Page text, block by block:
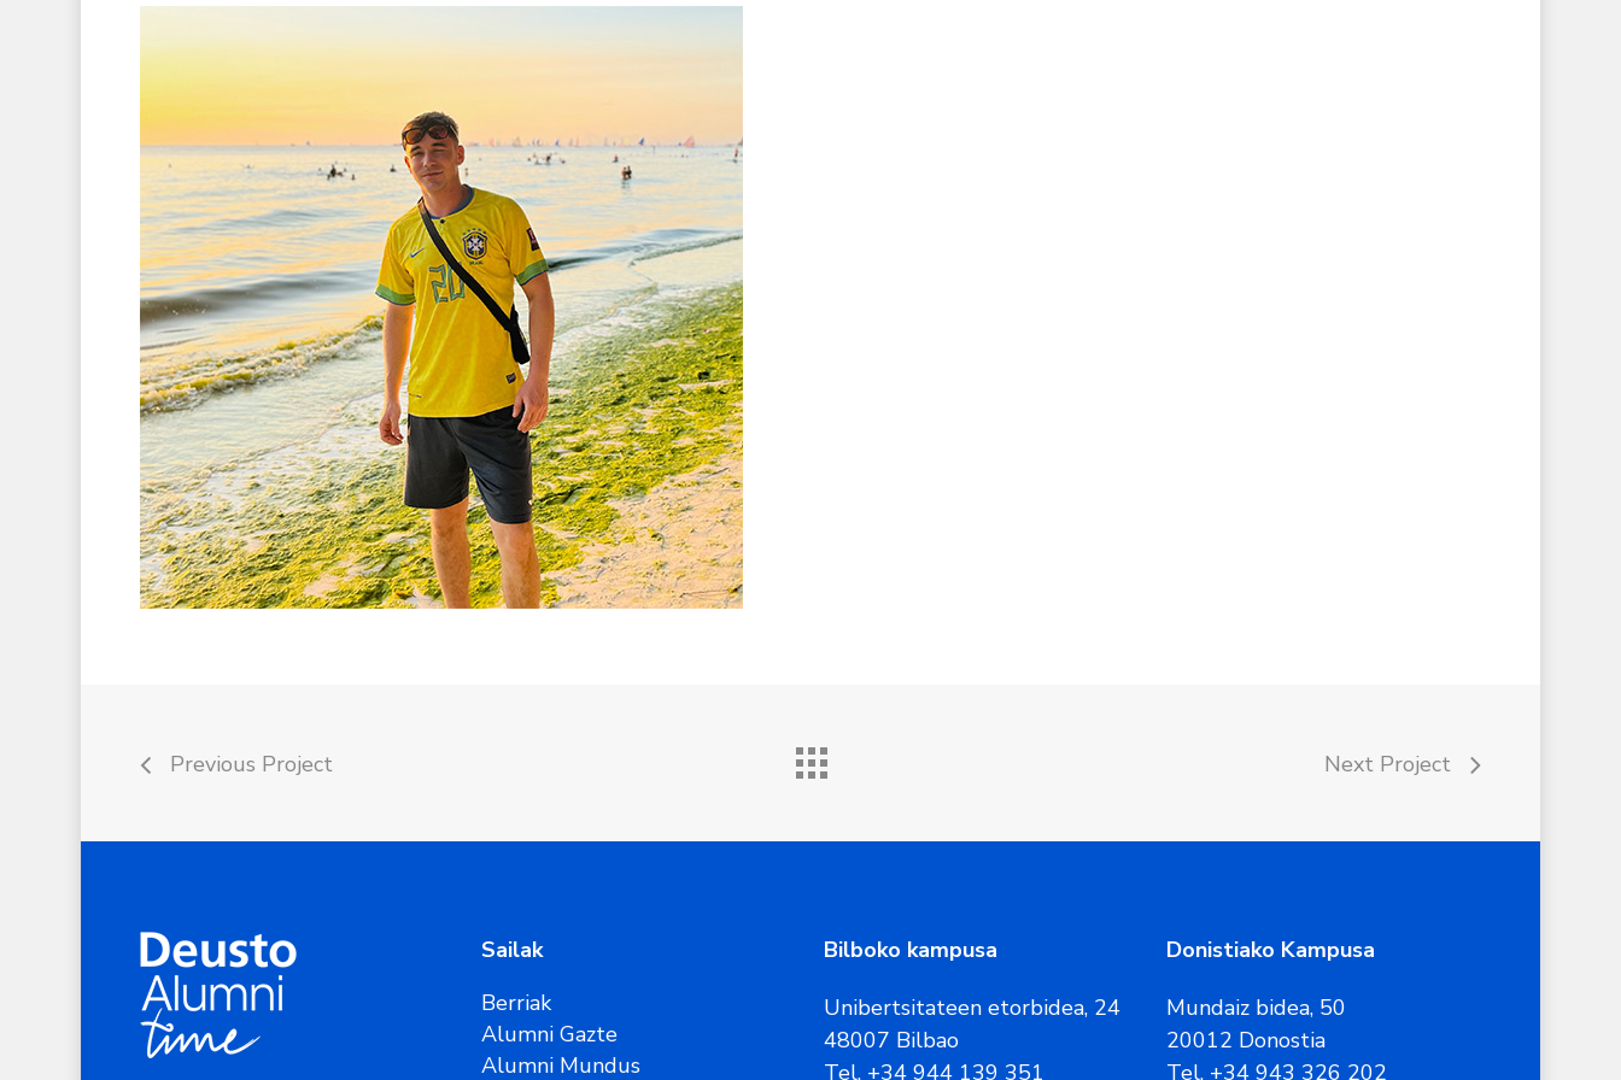
Previous Project Next Project
Sailak
Berriak
Alumni Gazte
Alumni Mundus
Bilboko kampusa
Unibertsitateen etorbidea, 24
48007 Bilbao
Tel. +34 944 139 351
Donistiako Kampusa
Mundaiz bidea, 50
20012 Donostia
Tel. +34 943 326 202